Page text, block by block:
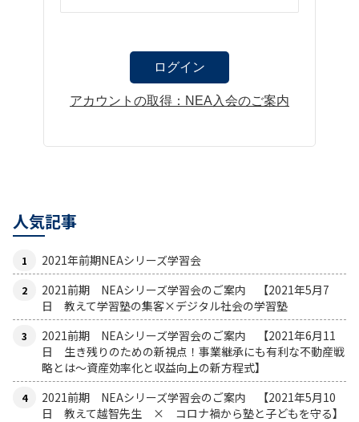
アカウントの取得：NEA入会のご案内
人気記事
2021年前期NEAシリーズ学習会
2021前期 NEAシリーズ学習会のご案内 【2021年5月7
日 教えて学習塾の集客×デジタル社会の学習塾
2021前期 NEAシリーズ学習会のご案内 【2021年6月11
日 生き残りのための新視点！事業継承にも有利な不動産戦
略とは〜資産効率化と収益向上の新方程式】
2021前期 NEAシリーズ学習会のご案内 【2021年5月10
日 教えて越智先生 × コロナ禍から塾と子どもを守る】